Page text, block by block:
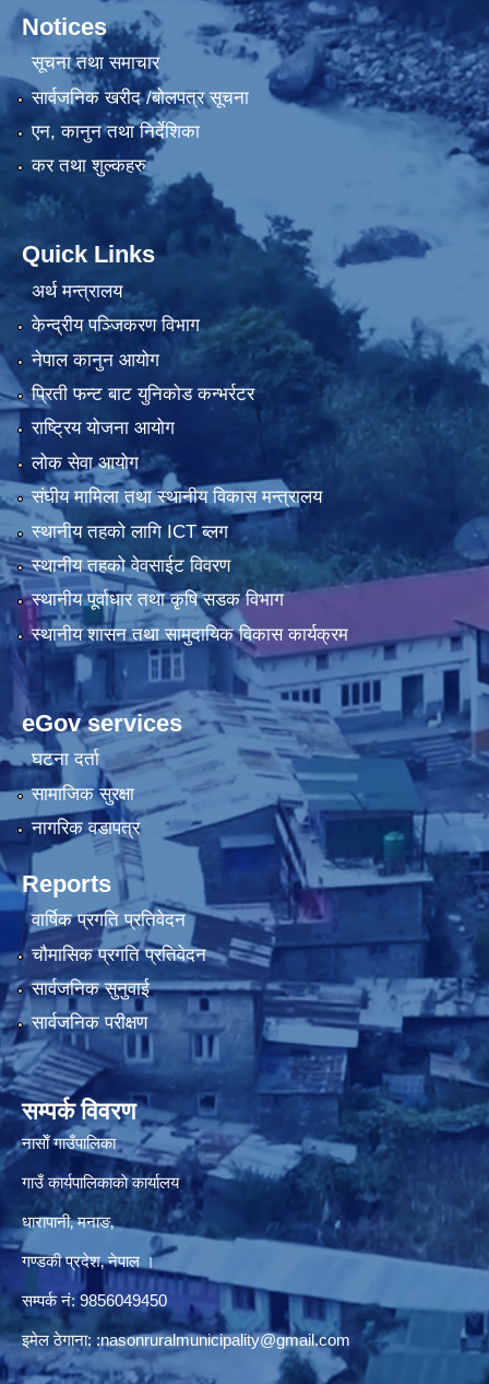
Notices
सूचना तथा समाचार
सार्वजनिक खरीद /बोलपत्र सूचना
एन, कानुन तथा निर्देशिका
कर तथा शुल्कहरु
Quick Links
अर्थ मन्त्रालय
केन्द्रीय पञ्जिकरण विभाग
नेपाल कानुन आयोग
प्रिती फन्ट बाट युनिकोड कन्भर्रटर
राष्ट्रिय योजना आयोग
लोक सेवा आयोग
संघीय मामिला तथा स्थानीय विकास मन्त्रालय
स्थानीय तहको लागि ICT ब्लग
स्थानीय तहको वेवसाईट विवरण
स्थानीय पूर्वाधार तथा कृषि सडक विभाग
स्थानीय शासन तथा सामुदायिक विकास कार्यक्रम
eGov services
घटना दर्ता
सामाजिक सुरक्षा
नागरिक वडापत्र
Reports
वार्षिक प्रगति प्रतिवेदन
चौमासिक प्रगति प्रतिवेदन
सार्वजनिक सुनुवाई
सार्वजनिक परीक्षण
सम्पर्क विवरण
नासाेँ गाउँपालिका
गाउँ कार्यपालिकाकाे कार्यालय
धारापानी‚ मनाङ‚
गण्डकी प्रदेश‚ नेपाल ।
सम्पर्क न‌ं‍: 9856049450
इमेल ठेगाना: :nasonruralmunicipality@gmail.com